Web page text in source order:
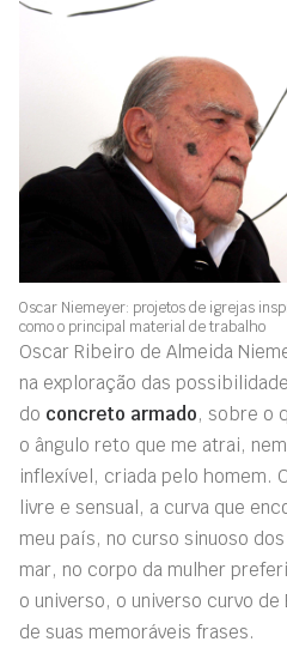
Oscar Niemeyer: projetos de igrejas
como o principal material de trabalho
Oscar Ribeiro de Almeida
na exploração das
do concreto armado, sobre o
o ângulo reto que me atrai,
inflexível, criada pelo homem.
livre e sensual, a curva que
meu país, no curso sinuoso
mar, no corpo da mulher
o universo, o universo curvo de
de suas memoráveis frases.